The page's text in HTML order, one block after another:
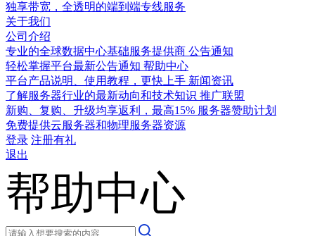
独享带宽，全透明的端到端专线服务
关于我们
公司介绍
专业的全球数据中心基础服务提供商 公告通知
轻松掌握平台最新公告通知 帮助中心
平台产品说明、使用教程，更快上手 新闻资讯
了解服务器行业的最新动向和技术知识 推广联盟
新购、复购、升级均享返利，最高15% 服务器赞助计划
免费提供云服务器和物理服务器资源
登录 注册有礼
退出
帮助中心